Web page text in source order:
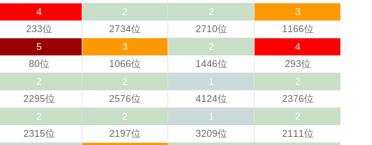
4
233位
2
2734位
2
2710位
3
1166位
5
80位
3
1066位
2
1446位
4
293位
2
2295位
2
2576位
1
4124位
2
2376位
2
2315位
2
2197位
1
3209位
2
2111位